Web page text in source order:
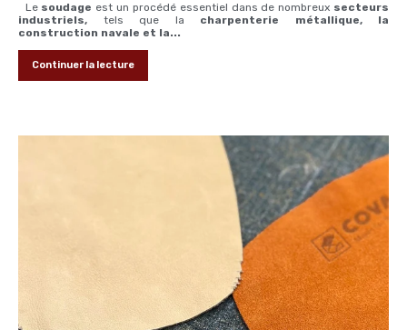
Le soudage est un procédé essentiel dans de nombreux secteurs
industriels, tels que la charpenterie métallique, la
construction navale et la...
Continuer la lecture